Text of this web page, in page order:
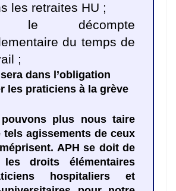
les retraites HU ;
décompte
du temps de
;
dans l’obligation
les praticiens à la grève
plus nous taire
tels agissements de ceux
APH se doit de
les droits élémentaires
hospitaliers et